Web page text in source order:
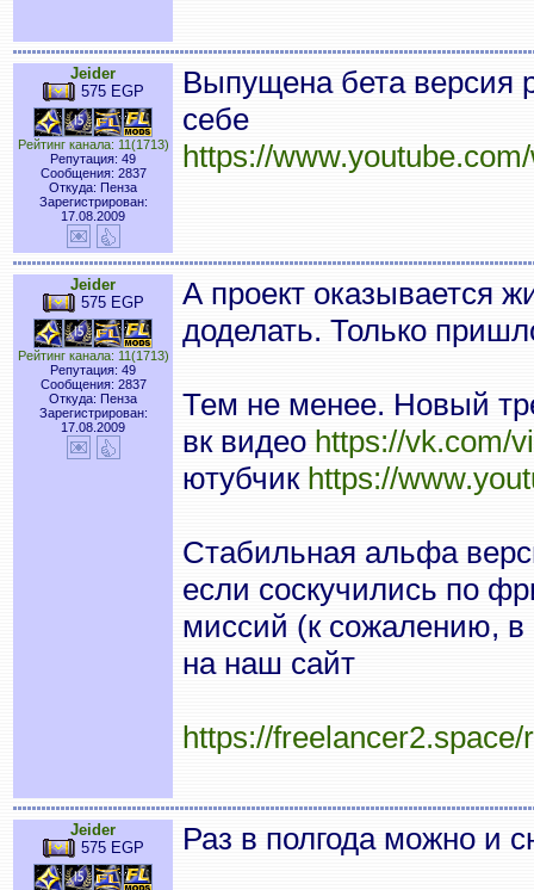
Jeider
575 EGP
Рейтинг канала: 11(1713)
Репутация: 49
Сообщения: 2837
Откуда: Пенза
Зарегистрирован:
17.08.2009
Выпущена бета версия
себе
https://
Jeider
575 EGP
Рейтинг канала: 11(1713)
Репутация: 49
Сообщения: 2837
Откуда: Пенза
Зарегистрирован:
17.08.2009
А проект оказывается
доделать. Только
Тем не менее. Новый
вк видео https://vk.com/
ютубчик https://
Стабильная альфа
если соскучились по
миссий (к сожалению, в
на наш сайт
https://freelancer2.space/
Jeider
575 EGP
Раз в полгода можно и